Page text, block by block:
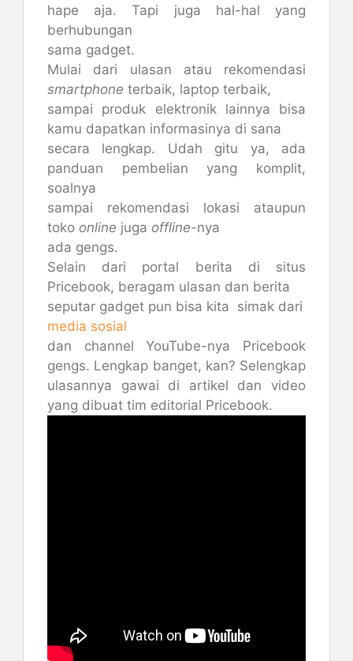
hape
aja. Tapi juga hal-hal yang
berhubungan
sama gadget.
Mulai dari ulasan atau rekomendasi
smartphone terbaik, laptop terbaik,
sampai produk elektronik lainnya bisa
kamu dapatkan informasinya di sana
secara lengkap. Udah gitu ya, ada
panduan pembelian yang komplit,
soalnya
sampai rekomendasi lokasi ataupun
toko online juga offline-nya
ada gengs.
Selain dari portal berita di situs
Pricebook, beragam ulasan dan berita
seputar gadget pun bisa kita simak dari
media sosial
dan channel YouTube-nya Pricebook
gengs. Lengkap banget, kan? Selengkap
ulasannya gawai di artikel dan video
yang dibuat tim editorial Pricebook.